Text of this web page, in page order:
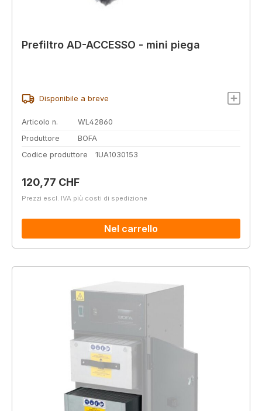
Prefiltro AD-ACCESSO - mini piega
Disponibile a breve
Articolo n.
WL42860
Produttore
BOFA
Codice produttore
1UA1030153
Prezzo normale:
120,77 CHF
Prezzi escl. IVA più costi di spedizione
Nel carrello